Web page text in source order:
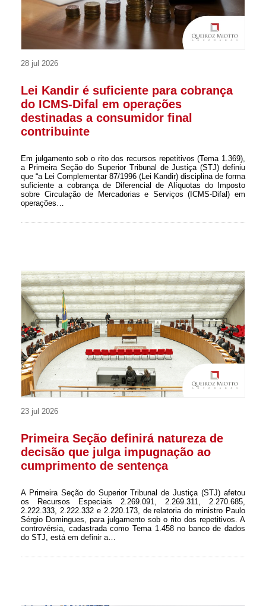
28 jul 2026
Lei Kandir é suficiente para cobrança
do ICMS-Difal em operações
destinadas a consumidor final
contribuinte
Em julgamento sob o rito dos recursos repetitivos (Tema 1.369),
a Primeira Seção do Superior Tribunal de Justiça (STJ) definiu
que “a Lei Complementar 87/1996 (Lei Kandir) disciplina de forma
suficiente a cobrança de Diferencial de Alíquotas do Imposto
sobre Circulação de Mercadorias e Serviços (ICMS-Difal) em
operações…
23 jul 2026
Primeira Seção definirá natureza de
decisão que julga impugnação ao
cumprimento de sentença
A Primeira Seção do Superior Tribunal de Justiça (STJ) afetou
os Recursos Especiais 2.269.091, 2.269.311, 2.270.685,
2.222.333, 2.222.332 e 2.220.173, de relatoria do ministro Paulo
Sérgio Domingues, para julgamento sob o rito dos repetitivos. A
controvérsia, cadastrada como Tema 1.458 no banco de dados
do STJ, está em definir a…